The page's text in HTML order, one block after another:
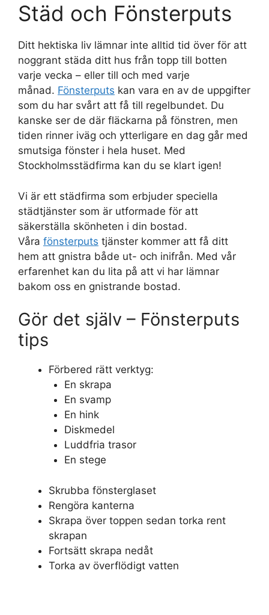
Städ och Fönsterputs
Ditt hektiska liv lämnar inte alltid tid över för att
noggrant städa ditt hus från topp till botten
varje vecka – eller till och med varje
månad. Fönsterputs kan vara en av de uppgifter
som du har svårt att få till regelbundet. Du
kanske ser de där fläckarna på fönstren, men
tiden rinner iväg och ytterligare en dag går med
smutsiga fönster i hela huset. Med
Stockholmsstädfirma kan du se klart igen!
Vi är ett städfirma som erbjuder speciella
städtjänster som är utformade för att
säkerställa skönheten i din bostad.
Våra fönsterputs tjänster kommer att få ditt
hem att gnistra både ut- och inifrån. Med vår
erfarenhet kan du lita på att vi har lämnar
bakom oss en gnistrande bostad.
Gör det själv – Fönsterputs
tips
Förbered rätt verktyg:
En skrapa
En svamp
En hink
Diskmedel
Luddfria trasor
En stege
Skrubba fönsterglaset
Rengöra kanterna
Skrapa över toppen sedan torka rent
skrapan
Fortsätt skrapa nedåt
Torka av överflödigt vatten